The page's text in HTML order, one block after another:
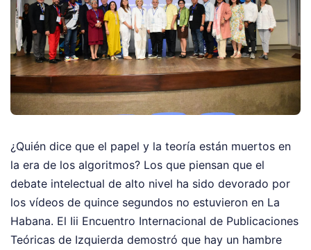
¿Quién dice que el papel y la teoría están muertos en
la era de los algoritmos? Los que piensan que el
debate intelectual de alto nivel ha sido devorado por
los vídeos de quince segundos no estuvieron en La
Habana. El Iii Encuentro Internacional de Publicaciones
Teóricas de Izquierda demostró que hay un hambre